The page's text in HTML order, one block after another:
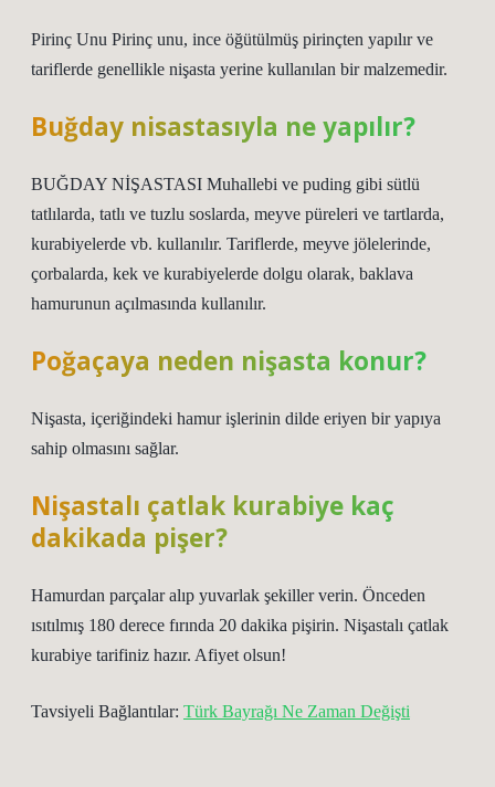
Pirinç Unu Pirinç unu, ince öğütülmüş pirinçten yapılır ve
tariflerde genellikle nişasta yerine kullanılan bir malzemedir.
Buğday nisastasıyla ne yapılır?
BUĞDAY NİŞASTASI Muhallebi ve puding gibi sütlü
tatlılarda, tatlı ve tuzlu soslarda, meyve püreleri ve tartlarda,
kurabiyelerde vb. kullanılır. Tariflerde, meyve jölelerinde,
çorbalarda, kek ve kurabiyelerde dolgu olarak, baklava
hamurunun açılmasında kullanılır.
Poğaçaya neden nişasta konur?
Nişasta, içeriğindeki hamur işlerinin dilde eriyen bir yapıya
sahip olmasını sağlar.
Nişastalı çatlak kurabiye kaç
dakikada pişer?
Hamurdan parçalar alıp yuvarlak şekiller verin. Önceden
ısıtılmış 180 derece fırında 20 dakika pişirin. Nişastalı çatlak
kurabiye tarifiniz hazır. Afiyet olsun!
Tavsiyeli Bağlantılar: Türk Bayrağı Ne Zaman Değişti